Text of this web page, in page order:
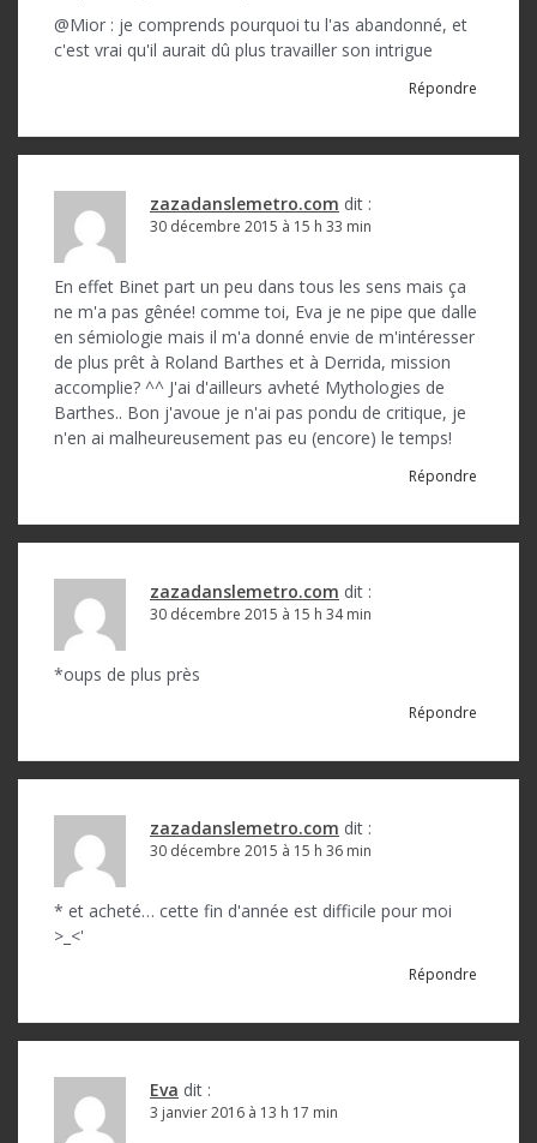
@Mior : je comprends pourquoi tu l'as abandonné, et
c'est vrai qu'il aurait dû plus travailler son intrigue
Répondre
zazadanslemetro.com dit :
30 décembre 2015 à 15 h 33 min
En effet Binet part un peu dans tous les sens mais ça
ne m'a pas gênée! comme toi, Eva je ne pipe que dalle
en sémiologie mais il m'a donné envie de m'intéresser
de plus prêt à Roland Barthes et à Derrida, mission
accomplie? ^^ J'ai d'ailleurs avheté Mythologies de
Barthes.. Bon j'avoue je n'ai pas pondu de critique, je
n'en ai malheureusement pas eu (encore) le temps!
Répondre
zazadanslemetro.com dit :
30 décembre 2015 à 15 h 34 min
*oups de plus près
Répondre
zazadanslemetro.com dit :
30 décembre 2015 à 15 h 36 min
* et acheté… cette fin d'année est difficile pour moi
>_<'
Répondre
Eva dit :
3 janvier 2016 à 13 h 17 min